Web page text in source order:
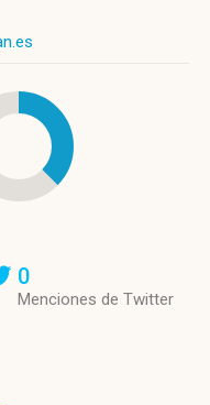
0
Menciones de Twitter